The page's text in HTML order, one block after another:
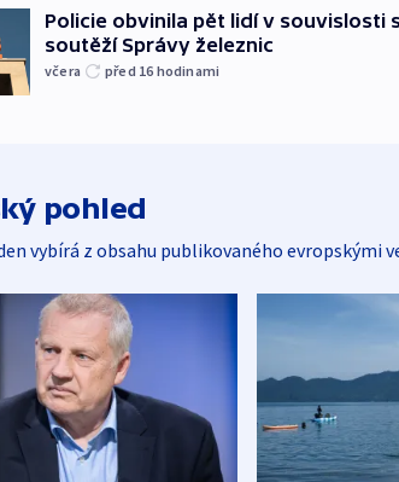
Policie obvinila pět lidí v souvislosti
soutěží Správy železnic
včera před 16 hodinami
pohled
vybírá z obsahu publikovaného evropskými